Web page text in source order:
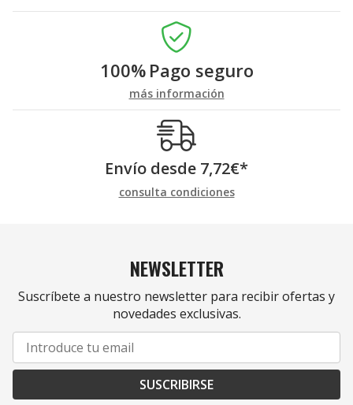
100% Pago seguro
más información
Envío desde 7,72€*
consulta condiciones
NEWSLETTER
Suscríbete a nuestro newsletter para recibir ofertas y
novedades exclusivas.
SUSCRIBIRSE